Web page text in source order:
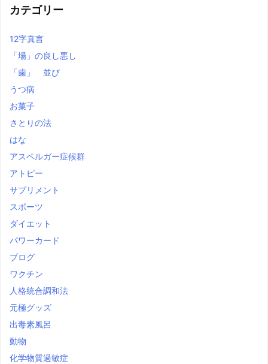
カテゴリー
12字真言
「場」の良し悪し
「歯」 並び
うつ病
お菓子
さとりの法
はな
アスペルガー症候群
アトピー
サプリメント
スポーツ
ダイエット
パワーカード
ブログ
ワクチン
人格統合調和法
元極グッズ
出毒素風呂
動物
化学物質過敏症